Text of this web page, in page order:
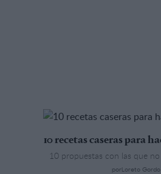
10 recetas caseras para
10 propuestas con las que
porLoreto Gordo